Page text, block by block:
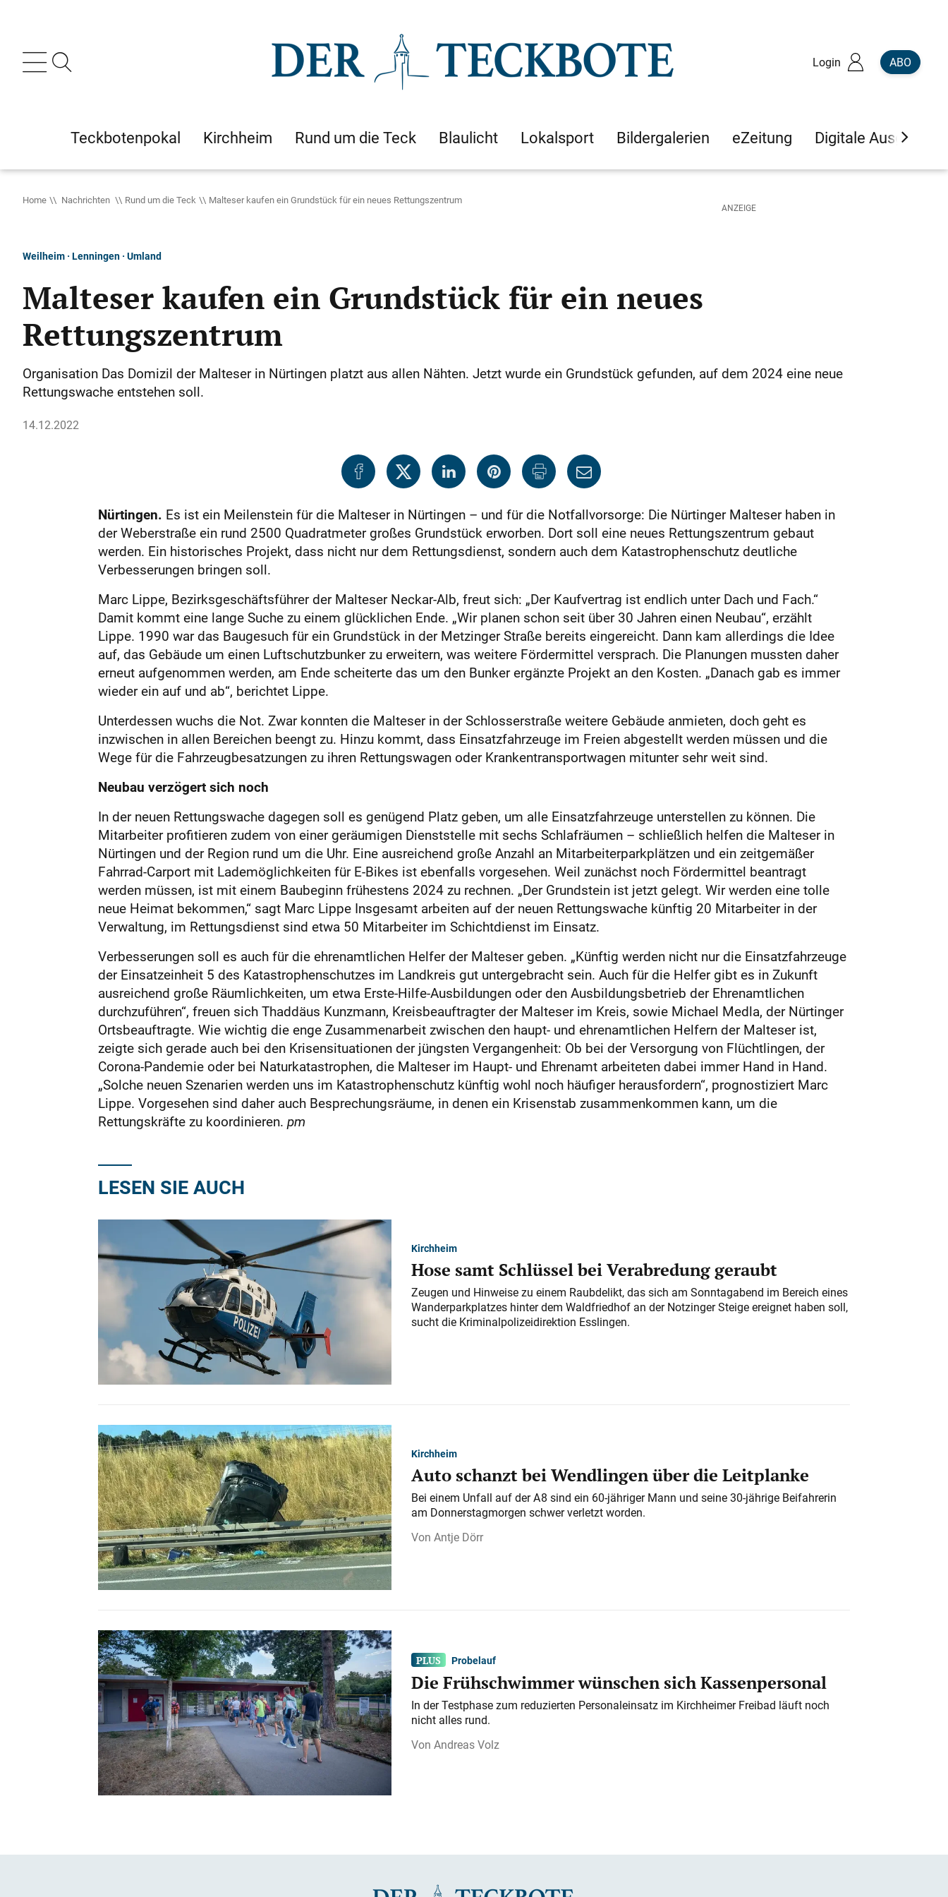
Login ABO
Teckbotenpokal Kirchheim Rund um die Teck Blaulicht Lokalsport Bildergalerien eZeitung Digitale Ausgaben
Home Nachrichten Rund um die Teck Malteser kaufen ein Grundstück für ein neues Rettungszentrum
Weilheim · Lenningen · Umland
Malteser kaufen ein Grundstück für ein neues
Rettungszentrum
Organisation Das Domizil der Malteser in Nürtingen platzt aus allen Nähten. Jetzt wurde ein Grundstück gefunden, auf dem 2024 eine neue
Rettungswache entstehen soll.
14.12.2022
Nürtingen. Es ist ein Meilenstein für die Malteser in Nürtingen – und für die Notfallvorsorge: Die Nürtinger Malteser haben in
der Weberstraße ein rund 2500 Quadratmeter großes Grundstück erworben. Dort soll eine neues Rettungszentrum gebaut
werden. Ein historisches Projekt, dass nicht nur dem Rettungsdienst, sondern auch dem Katastrophenschutz deutliche
Verbesserungen bringen soll.
Marc Lippe, Bezirksgeschäftsführer der Malteser Neckar-Alb, freut sich: „Der Kaufvertrag ist endlich unter Dach und Fach.“
Damit kommt eine lange Suche zu einem glücklichen Ende. „Wir planen schon seit über 30 Jahren einen Neubau“, erzählt
Lippe. 1990 war das Baugesuch für ein Grundstück in der Metzinger Straße bereits eingereicht. Dann kam allerdings die Idee
auf, das Gebäude um einen Luftschutzbunker zu erweitern, was weitere Fördermittel versprach. Die Planungen mussten daher
erneut aufgenommen werden, am Ende scheiterte das um den Bunker ergänzte Projekt an den Kosten. „Danach gab es immer
wieder ein auf und ab“, berichtet Lippe.
Unterdessen wuchs die Not. Zwar konnten die Malteser in der Schlosserstraße weitere Gebäude anmieten, doch geht es
inzwischen in allen Bereichen beengt zu. Hinzu kommt, dass Einsatzfahrzeuge im Freien abgestellt werden müssen und die
Wege für die Fahrzeugbesatzungen zu ihren Rettungswagen oder Krankentransportwagen mitunter sehr weit sind.
Neubau verzögert sich noch
In der neuen Rettungswache dagegen soll es genügend Platz geben, um alle Einsatzfahrzeuge unterstellen zu können. Die
Mitarbeiter profitieren zudem von einer geräumigen Dienststelle mit sechs Schlafräumen – schließlich helfen die Malteser in
Nürtingen und der Region rund um die Uhr. Eine ausreichend große Anzahl an Mitarbeiterparkplätzen und ein zeitgemäßer
Fahrrad-Carport mit Lademöglichkeiten für E-Bikes ist ebenfalls vorgesehen. Weil zunächst noch Fördermittel beantragt
werden müssen, ist mit einem Baubeginn frühestens 2024 zu rechnen. „Der Grundstein ist jetzt gelegt. Wir werden eine tolle
neue Heimat bekommen,“ sagt Marc Lippe Insgesamt arbeiten auf der neuen Rettungswache künftig 20 Mitarbeiter in der
Verwaltung, im Rettungsdienst sind etwa 50 Mitarbeiter im Schichtdienst im Einsatz.
Verbesserungen soll es auch für die ehrenamtlichen Helfer der Malteser geben. „Künftig werden nicht nur die Einsatzfahrzeuge
der Einsatzeinheit 5 des Katastrophenschutzes im Landkreis gut untergebracht sein. Auch für die Helfer gibt es in Zukunft
ausreichend große Räumlichkeiten, um etwa Erste-Hilfe-Ausbildungen oder den Ausbildungsbetrieb der Ehrenamtlichen
durchzuführen“, freuen sich Thaddäus Kunzmann, Kreisbeauftragter der Malteser im Kreis, sowie Michael Medla, der Nürtinger
Ortsbeauftragte. Wie wichtig die enge Zusammenarbeit zwischen den haupt- und ehrenamtlichen Helfern der Malteser ist,
zeigte sich gerade auch bei den Krisensituationen der jüngsten Vergangenheit: Ob bei der Versorgung von Flüchtlingen, der
Corona-Pandemie oder bei Naturkatastrophen, die Malteser im Haupt- und Ehrenamt arbeiteten dabei immer Hand in Hand.
„Solche neuen Szenarien werden uns im Katastrophenschutz künftig wohl noch häufiger herausfordern“, prognostiziert Marc
Lippe. Vorgesehen sind daher auch Besprechungsräume, in denen ein Krisenstab zusammenkommen kann, um die
Rettungskräfte zu koordinieren. pm
LESEN SIE AUCH
Kirchheim
Hose samt Schlüssel bei Verabredung geraubt
Zeugen und Hinweise zu einem Raubdelikt, das sich am Sonntagabend im Bereich eines
Wanderparkplatzes hinter dem Waldfriedhof an der Notzinger Steige ereignet haben soll,
sucht die Kriminalpolizeidirektion Esslingen.
Kirchheim
Auto schanzt bei Wendlingen über die Leitplanke
Bei einem Unfall auf der A 8 sind ein 60-jähriger Mann und seine 30-jährige Beifahrerin
am Donnerstagmorgen schwer verletzt worden.
Antje Dörr
Probelauf
Die Frühschwimmer wünschen sich Kassenpersonal
In der Testphase zum reduzierten Personaleinsatz im Kirchheimer Freibad läuft noch
nicht alles rund.
Andreas Volz